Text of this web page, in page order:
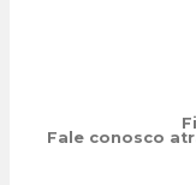
Fale conosco